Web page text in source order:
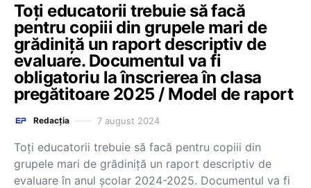
Toți educatorii trebuie să facă
pentru copiii din grupele mari de
grădiniță un raport descriptiv de
evaluare. Documentul va fi
obligatoriu la înscrierea în clasa
pregătitoare 2025 / Model de raport
Redacția 7 august 2024
Toți educatorii trebuie să facă pentru copiii din
grupele mari de grădiniță un raport descriptiv de
evaluare în anul școlar 2024-2025. Documentul va fi